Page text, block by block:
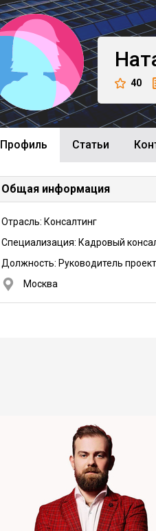
40
Профиль Cтатьи
Общая информация
Отрасль: Консалтинг
Специализация: Кадровый
Должность: Руководитель
Москва